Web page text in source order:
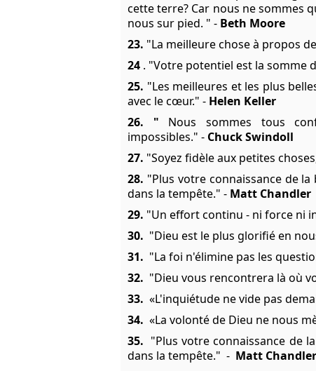
cette terre? Car nous ne sommes
nous sur pied. " - Beth Moore
23. "La meilleure chose à propos
24 . "Votre potentiel est la somme
25. "Les meilleures et les plus
avec le cœur." - Helen Keller
26. " Nous sommes tous
impossibles." - Chuck Swindoll
27. "Soyez fidèle aux petites
28. "Plus votre connaissance de
dans la tempête." - Matt Chandler
29. "Un effort continu - ni force ni
30. "Dieu est le plus glorifié en
31. "La foi n'élimine pas les
32. "Dieu vous rencontrera là où
33. «L'inquiétude ne vide pas
34. «La volonté de Dieu ne nous
35. "Plus votre connaissance de
dans la tempête." - Matt Chandler